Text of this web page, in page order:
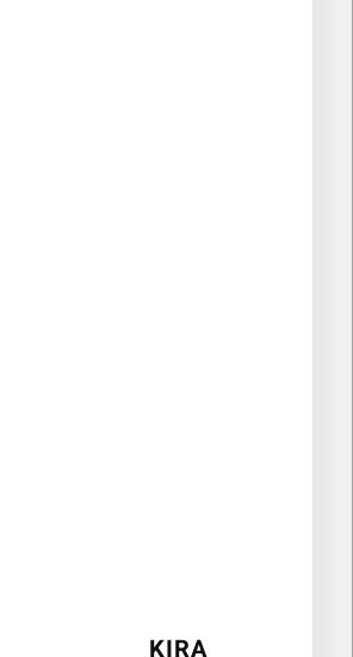
KIRA